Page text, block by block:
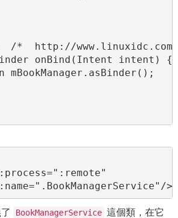
/*  http://
onBind(Intent intent) {
mBookManager.asBinder();
>
BookManagerService 這個類，在它